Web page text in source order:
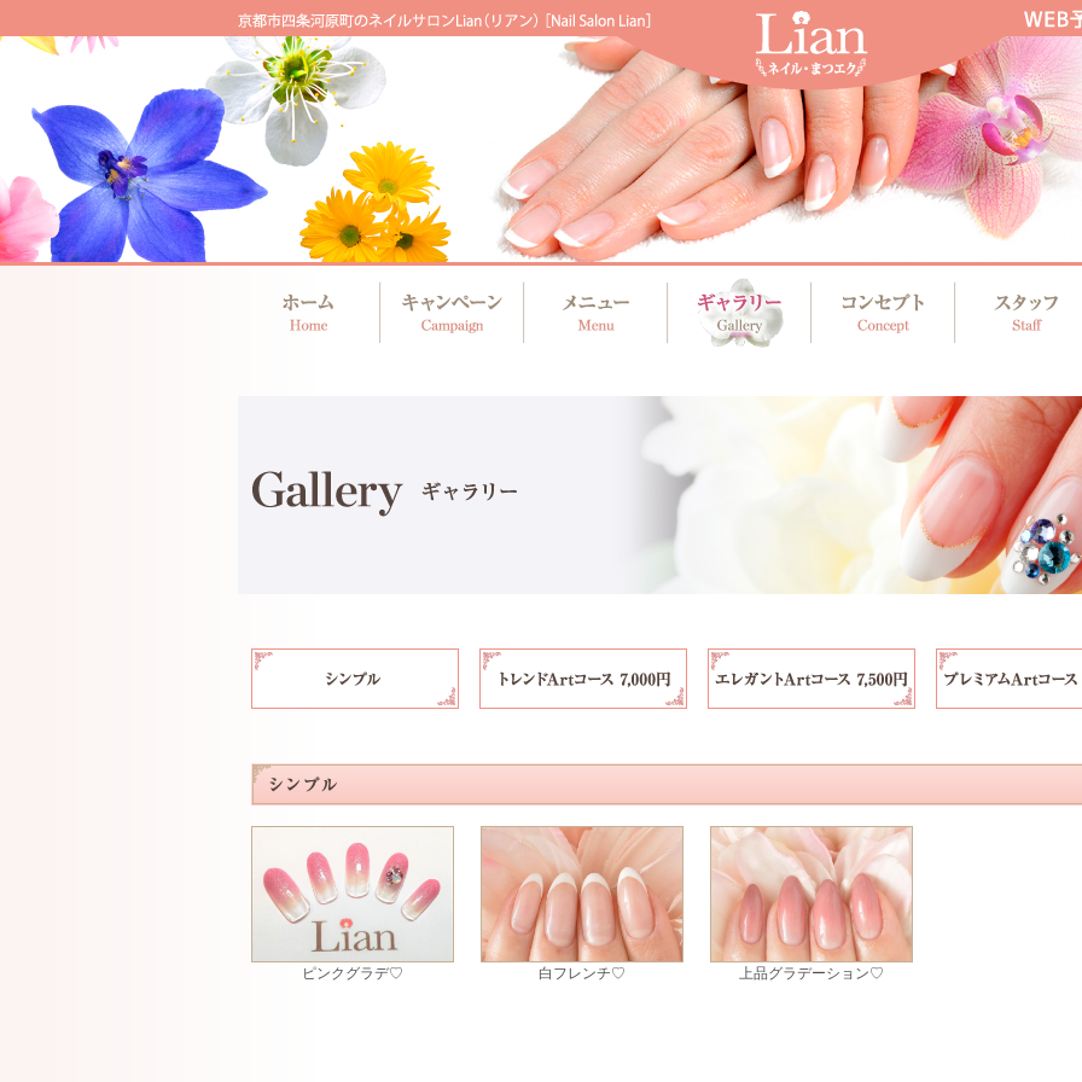
ピンクグラデ♡ 白フレンチ♡ 上品グラデーション♡